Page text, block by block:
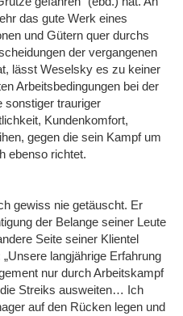
das gute Werk eines
und Gütern quer durchs
der vergangenen
lässt Weselsky es zu keiner
Arbeitsbedingungen bei der
sonstiger trauriger
Kundenkomfort,
gegen die sein Kampf um
ebenso richtet.
gewiss nie getäuscht. Er
der Belange seiner Leute
Seite seiner Klientel
langjährige Erfahrung
nur durch Arbeitskampf
Streiks ausweiten… Ich
auf den Rücken legen und